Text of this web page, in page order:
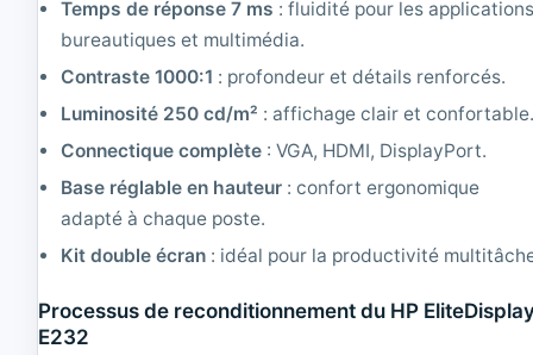
n
|
1
0
2
0
Temps de réponse 7 ms : fluidité pour les
bureautiques et multimédia.
Contraste 1000:1 : profondeur et détails renforcés.
Luminosité 250 cd/m² : affichage clair et
Connectique complète : VGA, HDMI, DisplayPort.
Base réglable en hauteur : confort ergonomique
adapté à chaque poste.
Kit double écran : idéal pour la productivité
Processus de reconditionnement du HP
E232